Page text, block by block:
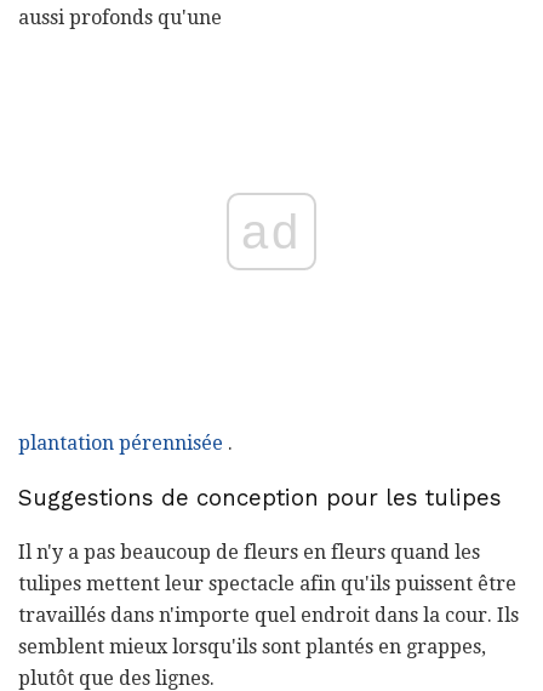
aussi profonds qu'une
ad
plantation pérennisée .
Suggestions de conception pour les tulipes
Il n'y a pas beaucoup de fleurs en fleurs quand les
tulipes mettent leur spectacle afin qu'ils puissent être
travaillés dans n'importe quel endroit dans la cour. Ils
semblent mieux lorsqu'ils sont plantés en grappes,
plutôt que des lignes.